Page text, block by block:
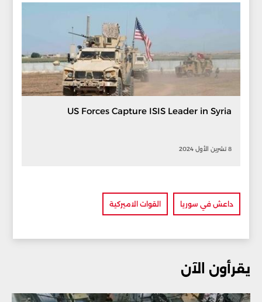
US Forces Capture ISIS Leader in Syria
8 تشرين الأول 2024
داعش في سوريا القوات الاميركية
يقرأون الآن